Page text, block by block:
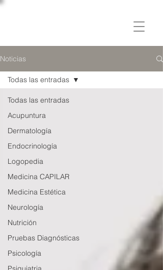
Noticias
Todas las entradas
Acupuntura
Dermatología
Endocrinología
Logopedia
Medicina CAPILAR
Medicina Estética
Neurología
Nutrición
Pruebas Diagnósticas
Psicología
Todas las entradas